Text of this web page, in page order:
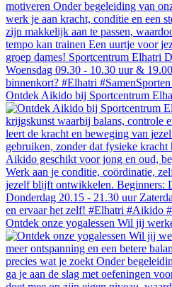
Ontdek Aikido bij Sportcentrum
Ontdek onze yogalessen Wil jij